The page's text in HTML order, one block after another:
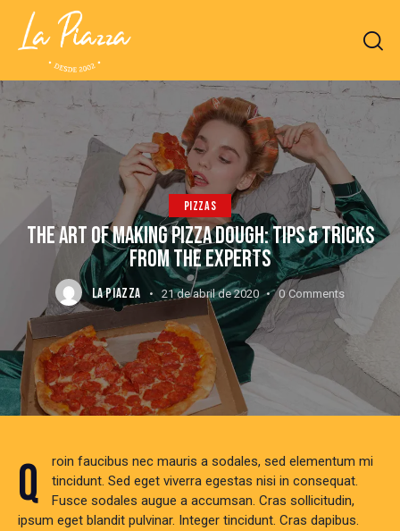
PIZZAS
THE ART OF MAKING PIZZA DOUGH: TIPS & TRICKS
FROM THE EXPERTS
LA PIAZZA 21 de abril de 2020 0 Comments
Qroin faucibus nec mauris a sodales, sed elementum mi
tincidunt. Sed eget viverra egestas nisi in consequat.
Fusce sodales augue a accumsan. Cras sollicitudin,
ipsum eget blandit pulvinar. Integer tincidunt. Cras dapibus.